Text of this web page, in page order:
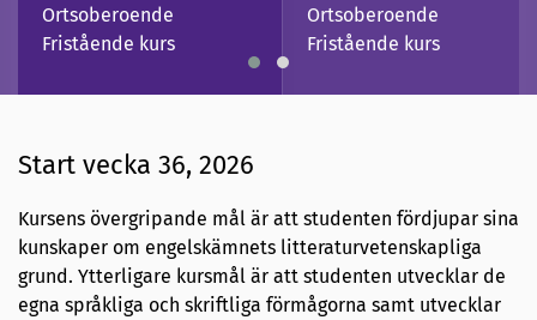
Ortsoberoende
Fristående kurs
Ortsoberoende
Fristående kurs
Start vecka 36, 2026
Kursens övergripande mål är att studenten fördjupar sina
kunskaper om engelskämnets litteraturvetenskapliga
grund. Ytterligare kursmål är att studenten utvecklar de
egna språkliga och skriftliga förmågorna samt utvecklar